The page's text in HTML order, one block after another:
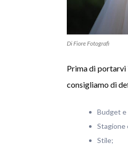
Di Fiore Fotografi
Prima di portarvi
consigliamo di
Budget e
Stagione
Stile;